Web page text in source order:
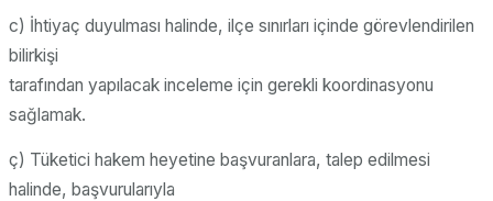
c) İhtiyaç duyulması halinde, ilçe sınırları içinde görevlendirilen
bilirkişi
tarafından yapılacak inceleme için gerekli koordinasyonu
sağlamak.
ç) Tüketici hakem heyetine başvuranlara, talep edilmesi
halinde, başvurularıyla